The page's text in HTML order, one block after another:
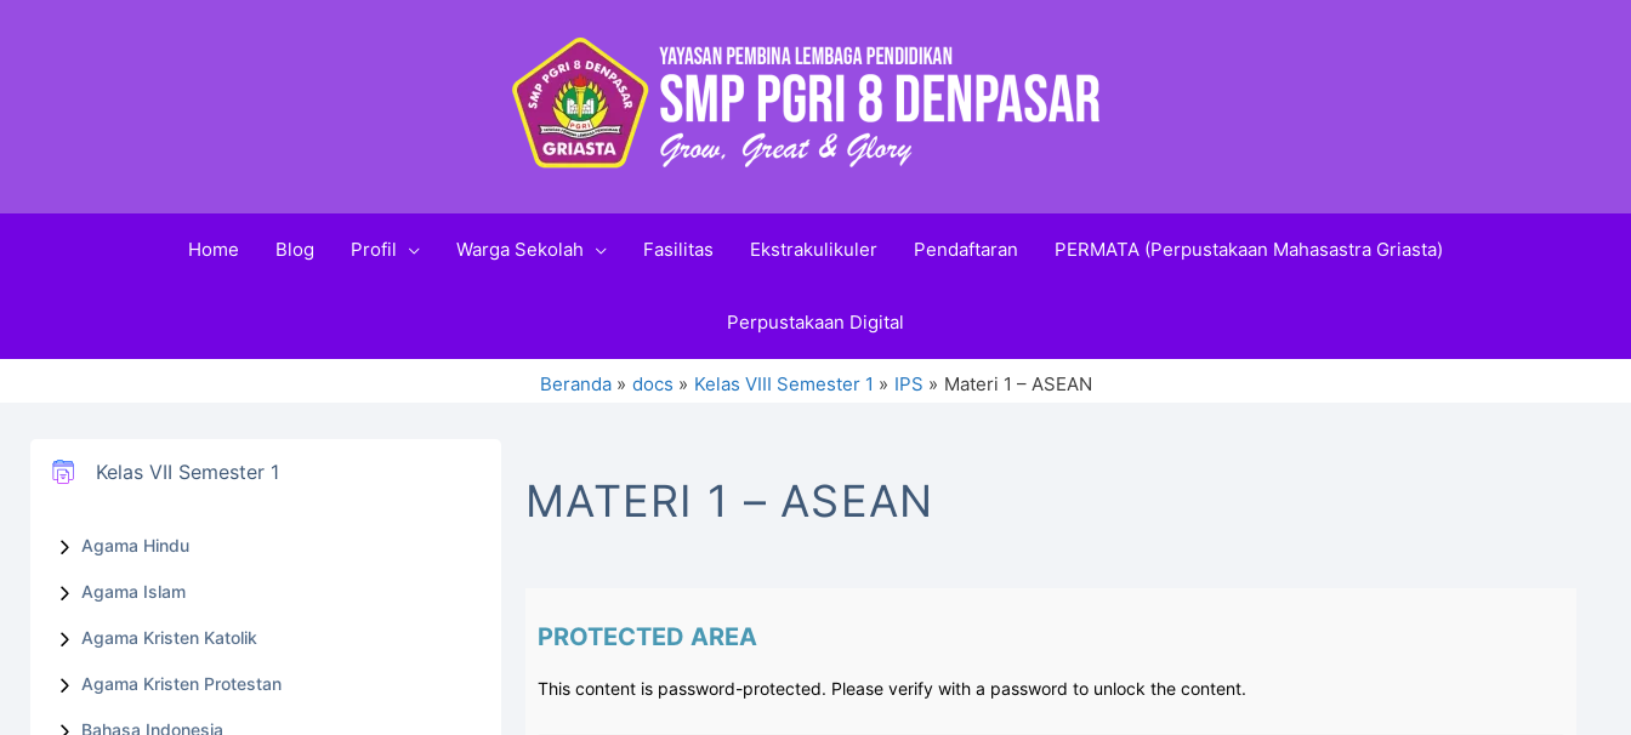
Home Blog Profil Warga Sekolah Fasilitas Ekstrakulikuler Pendaftaran PERMATA (Perpustakaan Mahasastra Griasta)
Perpustakaan Digital
Beranda docs Kelas VIII Semester 1 IPS Materi 1 – ASEAN
Kelas VII Semester 1
Agama Hindu
Agama Islam
Agama Kristen Katolik
Agama Kristen Protestan
Bahasa Indonesia
MATERI 1 – ASEAN
PROTECTED AREA
This content is password-protected. Please verify with a password to unlock the content.